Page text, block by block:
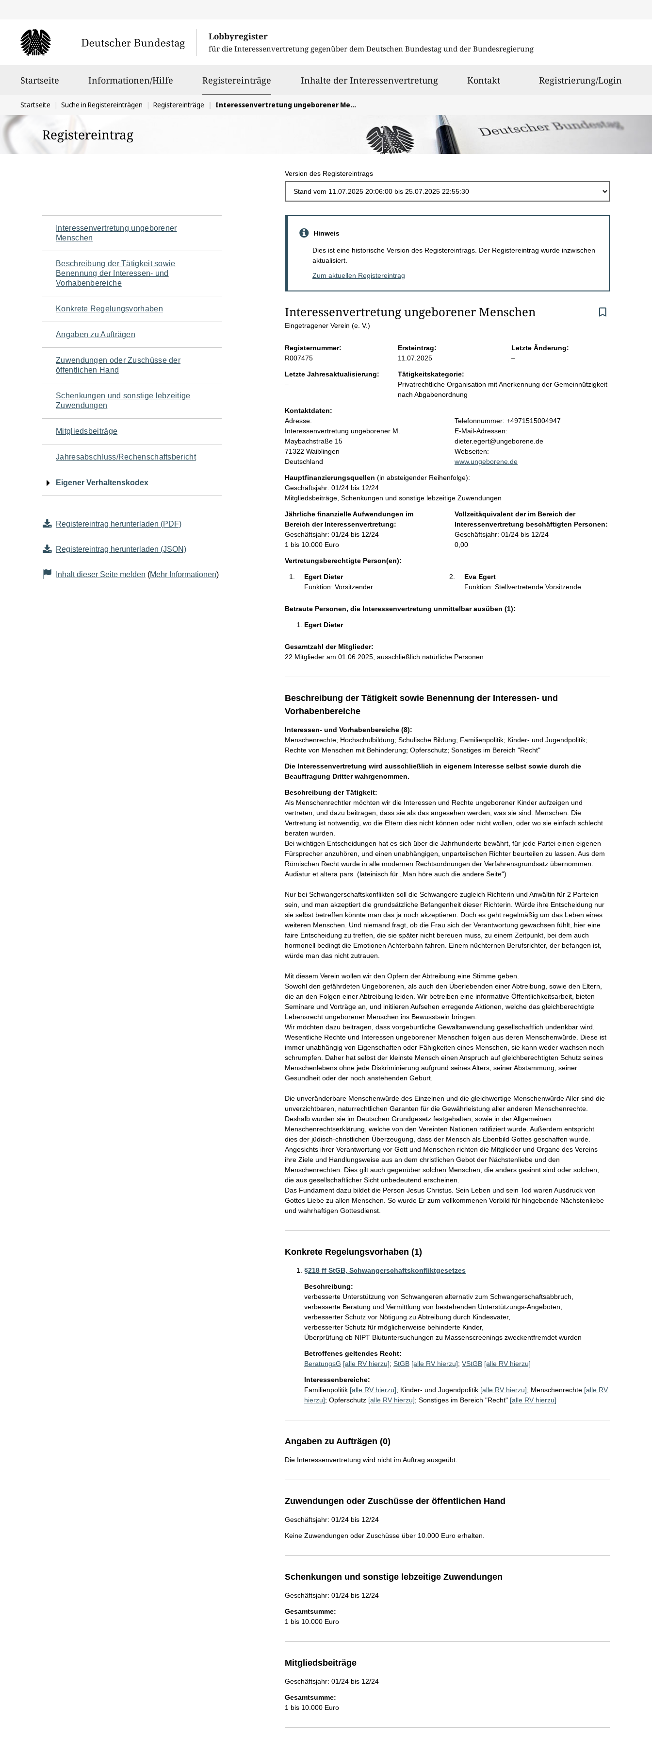
Lobbyregister
für die Interessenvertretung gegenüber dem Deutschen Bundestag und der Bundesregierung
Startseite Informationen/Hilfe Registereinträge ausgewähltInhalte der Interessenvertretung Kontakt Registrierung/Login
Sie
befinden
sich
hier:
Startseite Suche in Registereinträgen Registereinträge Interessenvertretung ungeborener Menschen
Registereintrag
Version des Registereintrags
Navigation
für
den
Seiteninhalt
Interessenvertretung ungeborener
Menschen
Beschreibung der Tätigkeit sowie
Benennung der Interessen- und
Vorhabenbereiche
Konkrete Regelungsvorhaben
Angaben zu Aufträgen
Zuwendungen oder Zuschüsse der
öffentlichen Hand
Schenkungen und sonstige lebzeitige
Zuwendungen
Mitgliedsbeiträge
Jahresabschluss/Rechenschaftsbericht
Eigener Verhaltenskodex
Registereintrag herunterladen (PDF)
Registereintrag herunterladen (JSON)
Inhalt dieser Seite melden (Mehr Informationen)
e
n
i
h
a
l
t
Hinweis
Dies ist eine historische Version des Registereintrags. Der Registereintrag wurde inzwischen
aktualisiert.
Zum aktuellen Registereintrag
Interessenvertretung ungeborener Menschen
Eingetragener Verein (e. V.)
Registernummer:
R007475
Ersteintrag:
11.07.2025
Letzte Änderung:
–l
r
Letzte Jahresaktualisierung:
–l
r
Tätigkeitskategorie:
Privatrechtliche Organisation mit Anerkennung der Gemeinnützigkeit
nach Abgabenordnung
Kontaktdaten:
Adresse:
Interessenvertretung ungeborener M.
Maybachstraße 15
71322 Waiblingen
Deutschland
K
o
n
t
a
t
n
f
o
r
m
Telefonnummer: +4971515004947
E-Mail-Adressen:
dieter.egert@ungeborene.de
Webseiten:
www.ungeborene.de
Hauptfinanzierungsquellen (in absteigender Reihenfolge):
Geschäftsjahr: 01/24 bis 12/24
Mitgliedsbeiträge, Schenkungen und sonstige lebzeitige Zuwendungen
Jährliche finanzielle Aufwendungen im
Bereich der Interessenvertretung:
Geschäftsjahr: 01/24 bis 12/24
1 bis 10.000 Euro
Vollzeitäquivalent der im Bereich der
Interessenvertretung beschäftigten Personen:
Geschäftsjahr: 01/24 bis 12/24
0,00
Vertretungsberechtigte Person(en):
Egert Dieter
Funktion: Vorsitzender
Eva Egert
Funktion: Stellvertretende Vorsitzende
Betraute Personen, die Interessenvertretung unmittelbar ausüben (1):
Egert Dieter
Gesamtzahl der Mitglieder:
22 Mitglieder am 01.06.2025, ausschließlich natürliche Personen
Beschreibung der Tätigkeit sowie Benennung der Interessen- und
Vorhabenbereiche
Interessen- und Vorhabenbereiche (8):
Menschenrechte; Hochschulbildung; Schulische Bildung; Familienpolitik; Kinder- und Jugendpolitik;
Rechte von Menschen mit Behinderung; Opferschutz; Sonstiges im Bereich "Recht"
Die Interessenvertretung wird ausschließlich in eigenem Interesse selbst sowie durch die
Beauftragung Dritter wahrgenommen.
Beschreibung der Tätigkeit:
Als Menschenrechtler möchten wir die Interessen und Rechte ungeborener Kinder aufzeigen und
vertreten, und dazu beitragen, dass sie als das angesehen werden, was sie sind: Menschen. Die
Vertretung ist notwendig, wo die Eltern dies nicht können oder nicht wollen, oder wo sie einfach schlecht
beraten wurden.
Bei wichtigen Entscheidungen hat es sich über die Jahrhunderte bewährt, für jede Partei einen eigenen
Fürsprecher anzuhören, und einen unabhängigen, unparteiischen Richter beurteilen zu lassen. Aus dem
Römischen Recht wurde in alle modernen Rechtsordnungen der Verfahrensgrundsatz übernommen:
Audiatur et altera pars  (lateinisch für „Man höre auch die andere Seite“)
Nur bei Schwangerschaftskonflikten soll die Schwangere zugleich Richterin und Anwältin für 2 Parteien
sein, und man akzeptiert die grundsätzliche Befangenheit dieser Richterin. Würde ihre Entscheidung nur
sie selbst betreffen könnte man das ja noch akzeptieren. Doch es geht regelmäßig um das Leben eines
weiteren Menschen. Und niemand fragt, ob die Frau sich der Verantwortung gewachsen fühlt, hier eine
faire Entscheidung zu treffen, die sie später nicht bereuen muss, zu einem Zeitpunkt, bei dem auch
hormonell bedingt die Emotionen Achterbahn fahren. Einem nüchternen Berufsrichter, der befangen ist,
würde man das nicht zutrauen.
Mit diesem Verein wollen wir den Opfern der Abtreibung eine Stimme geben.
Sowohl den gefährdeten Ungeborenen, als auch den Überlebenden einer Abtreibung, sowie den Eltern,
die an den Folgen einer Abtreibung leiden. Wir betreiben eine informative Öffentlichkeitsarbeit, bieten
Seminare und Vorträge an, und initiieren Aufsehen erregende Aktionen, welche das gleichberechtigte
Lebensrecht ungeborener Menschen ins Bewusstsein bringen.
Wir möchten dazu beitragen, dass vorgeburtliche Gewaltanwendung gesellschaftlich undenkbar wird.
Wesentliche Rechte und Interessen ungeborener Menschen folgen aus deren Menschenwürde. Diese ist
immer unabhängig von Eigenschaften oder Fähigkeiten eines Menschen, sie kann weder wachsen noch
schrumpfen. Daher hat selbst der kleinste Mensch einen Anspruch auf gleichberechtigten Schutz seines
Menschenlebens ohne jede Diskriminierung aufgrund seines Alters, seiner Abstammung, seiner
Gesundheit oder der noch anstehenden Geburt.
Die unveränderbare Menschenwürde des Einzelnen und die gleichwertige Menschenwürde Aller sind die
unverzichtbaren, naturrechtlichen Garanten für die Gewährleistung aller anderen Menschenrechte.
Deshalb wurden sie im Deutschen Grundgesetz festgehalten, sowie in der Allgemeinen
Menschenrechtserklärung, welche von den Vereinten Nationen ratifiziert wurde. Außerdem entspricht
dies der jüdisch-christlichen Überzeugung, dass der Mensch als Ebenbild Gottes geschaffen wurde.
Angesichts ihrer Verantwortung vor Gott und Menschen richten die Mitglieder und Organe des Vereins
ihre Ziele und Handlungsweise aus an dem christlichen Gebot der Nächstenliebe und den
Menschenrechten. Dies gilt auch gegenüber solchen Menschen, die anders gesinnt sind oder solchen,
die aus gesellschaftlicher Sicht unbedeutend erscheinen.
Das Fundament dazu bildet die Person Jesus Christus. Sein Leben und sein Tod waren Ausdruck von
Gottes Liebe zu allen Menschen. So wurde Er zum vollkommenen Vorbild für hingebende Nächstenliebe
Konkrete Regelungsvorhaben (1)
§218 ff StGB, Schwangerschaftskonfliktgesetzes
Beschreibung:
verbesserte Unterstützung von Schwangeren alternativ zum Schwangerschaftsabbruch,
verbesserte Beratung und Vermittlung von bestehenden Unterstützungs-Angeboten,
verbesserter Schutz vor Nötigung zu Abtreibung durch Kindesvater,
verbesserter Schutz für möglicherweise behinderte Kinder,
Überprüfung ob NIPT Blutuntersuchungen zu Massenscreenings zweckentfremdet wurden
Betroffenes geltendes Recht:
BeratungsG [alle RV hierzu]; StGB [alle RV hierzu]; VStGB [alle RV hierzu]
Interessenbereiche:
Familienpolitik [alle RV hierzu]; Kinder- und Jugendpolitik [alle RV hierzu]; Menschenrechte [alle RV
hierzu]; Opferschutz [alle RV hierzu]; Sonstiges im Bereich "Recht" [alle RV hierzu]
Angaben zu Aufträgen (0)
Die Interessenvertretung wird nicht im Auftrag ausgeübt.
Zuwendungen oder Zuschüsse der öffentlichen Hand
Geschäftsjahr: 01/24 bis 12/24
Keine Zuwendungen oder Zuschüsse über 10.000 Euro erhalten.
Schenkungen und sonstige lebzeitige Zuwendungen
Geschäftsjahr: 01/24 bis 12/24
Gesamtsumme:
1 bis 10.000 Euro
Mitgliedsbeiträge
Geschäftsjahr: 01/24 bis 12/24
Gesamtsumme:
1 bis 10.000 Euro